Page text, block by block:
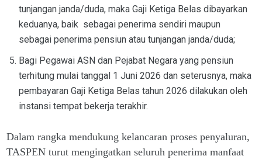
tunjangan janda/duda, maka Gaji Ketiga Belas dibayarkan
keduanya, baik sebagai penerima sendiri maupun
sebagai penerima pensiun atau tunjangan janda/duda;
Bagi Pegawai ASN dan Pejabat Negara yang pensiun
terhitung mulai tanggal 1 Juni 2026 dan seterusnya, maka
pembayaran Gaji Ketiga Belas tahun 2026 dilakukan oleh
instansi tempat bekerja terakhir.
Dalam rangka mendukung kelancaran proses penyaluran,
TASPEN turut mengingatkan seluruh penerima manfaat